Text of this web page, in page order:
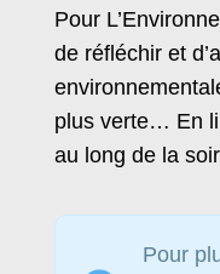
Pour
de réfléchir et
plus verte… En
au long de la
Pour